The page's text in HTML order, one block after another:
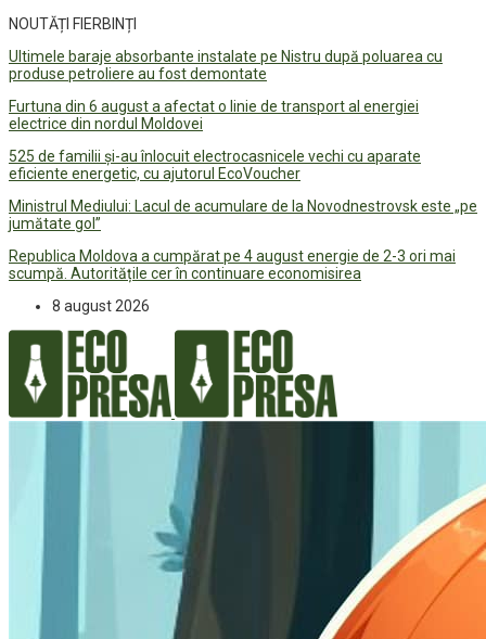
NOUTĂȚI FIERBINȚI
Ultimele baraje absorbante instalate pe Nistru după poluarea cu
produse petroliere au fost demontate
Furtuna din 6 august a afectat o linie de transport al energiei
electrice din nordul Moldovei
525 de familii și-au înlocuit electrocasnicele vechi cu aparate
eficiente energetic, cu ajutorul EcoVoucher
Ministrul Mediului: Lacul de acumulare de la Novodnestrovsk este „pe
jumătate gol”
Republica Moldova a cumpărat pe 4 august energie de 2-3 ori mai
scumpă. Autoritățile cer în continuare economisirea
8 august 2026